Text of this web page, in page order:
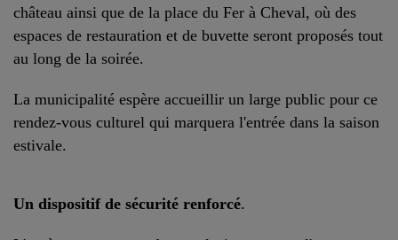
château ainsi que de la place du Fer à Cheval, où des
espaces de restauration et de buvette seront proposés tout
au long de la soirée.
La municipalité espère accueillir un large public pour ce
rendez-vous culturel qui marquera l'entrée dans la saison
estivale.
Un dispositif de sécurité renforcé.